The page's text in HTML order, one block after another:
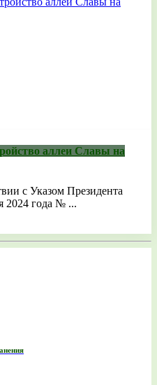
аллеи Славы на
с Указом Президента
2024 года № ...